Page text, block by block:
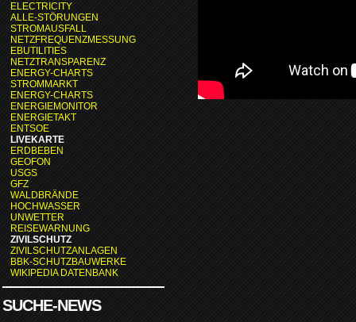
ELECTRICITY
ALLE-STÖRUNGEN
STROMAUSFALL
NETZFREQUENZMESSUNG
EBUTILITIES
NETZTRANSPARENZ
ENERGY-CHARTS
STROMMARKT
ENERGY-CHARTS
ENERGIEMONITOR
ENERGIETAKT
ENTSOE
LIVEKARTE
ERDBEBEN
GEOFON
USGS
GFZ
WALDBRÄNDE
HOCHWASSER
UNWETTER
REISEWARNUNG
ZIVILSCHUTZ
ZIVILSCHUTZANLAGEN
BBK-SCHUTZBAUWERKE
WIKIPEDIA DATENBANK
SUCHE-NEWS